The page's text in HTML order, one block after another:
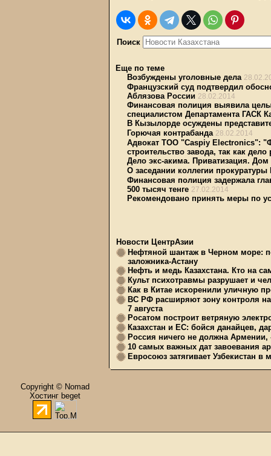
Поиск
Еще по теме
Возбуждены уголовные дела
Французский суд подтвердил
Аблязова России 28.02.2014
Финансовая полиция выявила
специалистом Департамента ГАСК
В Кызылорде осуждены
Горючая контрабанда 28.02.2014
Адвокат ТОО "Caspiy Electronics":
строительство завода, так как
Дело экс-акима. Приватизация. Дом
О заседании коллегии
Финансовая полиция задержала
500 тысяч тенге 27.02.2014
Рекомендовано принять меры по
Новости ЦентрАзии
Нефтяной шантаж в Черном море:
заложника-Астану
Нефть и медь Казахстана. Кто на
Культ психотравмы разрушает и
Как в Китае искоренили уличную
ВС РФ расширяют зону контроля на
7 августа
Росатом построит ветряную
Казахстан и ЕС: бойся данайцев,
Россия ничего не должна Армении,
10 самых важных дат завоевания
Евросоюз затягивает Узбекистан
Copyright © Nomad
Хостинг beget